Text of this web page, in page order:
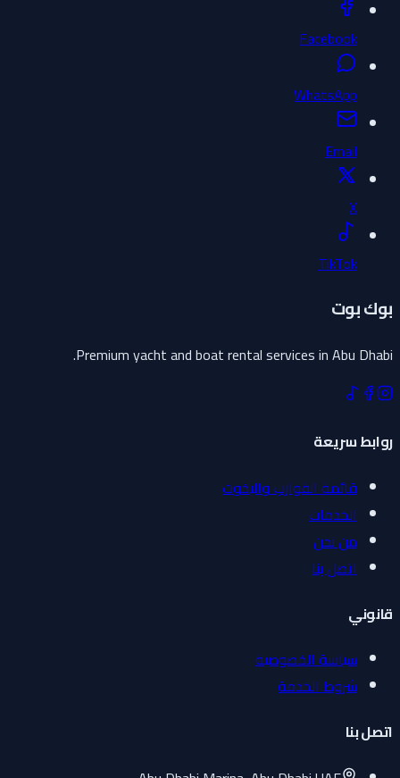
Facebook
WhatsApp
Email
X
TikTok
بوك بوت
Premium yacht and boat rental services in Abu Dhabi.
روابط سريعة
قائمة القوارب واليخوت
الخدمات
من نحن
اتصل بنا
قانوني
سياسة الخصوصية
شروط الخدمة
اتصل بنا